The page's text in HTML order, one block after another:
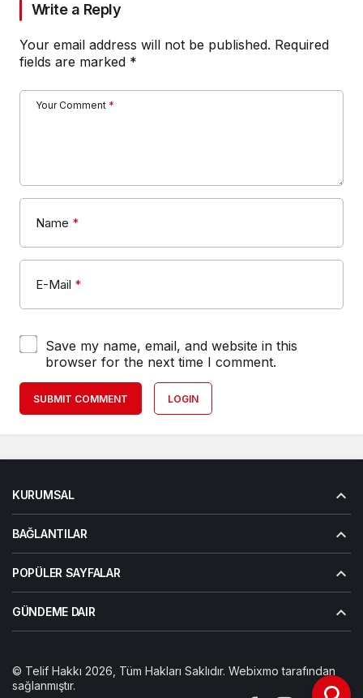
Write a Reply
Your email address will not be published. Required
fields are marked *
Your Comment *
Name *
E-Mail *
Save my name, email, and website in this
browser for the next time I comment.
SUBMIT COMMENT LOGIN
KURUMSAL
BAĞLANTILAR
POPÜLER SAYFALAR
GÜNDEME DAIR
© Telif Hakkı 2026, Tüm Hakları Saklıdır. Webixmo tarafından
sağlanmıştır.